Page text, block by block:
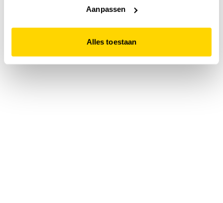
website niet optimaal functioneert.
Aanpassen
Alles toestaan